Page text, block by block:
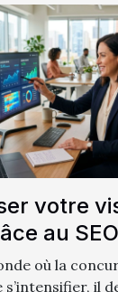
votre
au
où la
s’intensifier, il